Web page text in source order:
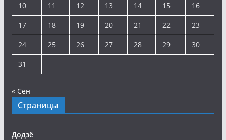
10 11 12 13 14 15 16
17 18 19 20 21 22 23
24 25 26 27 28 29 30
31
« Сен
Страницы
Додзё